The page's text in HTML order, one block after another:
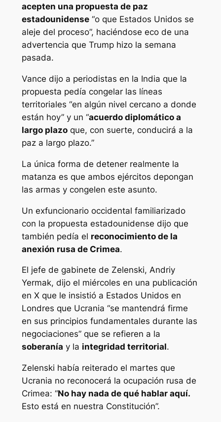
acepten una propuesta de paz
estadounidense“o que Estados Unidos se
aleje del proceso”, haciéndose eco de una
advertencia que Trump hizo la semana
pasada.
Vance dijo a periodistas en la India que la
propuesta pedía congelar las líneas
territoriales “en algún nivel cercano a donde
están hoy” y un “acuerdo diplomático a
largo plazoque, con suerte, conducirá a la
paz a largo plazo.”
La única forma de detener realmente la
matanza es que ambos ejércitos depongan
las armas y congelen este asunto.
Un exfuncionario occidental familiarizado
con la propuesta estadounidense dijo que
también pedía el reconocimiento de la
anexión rusa de Crimea.
El jefe de gabinete de Zelenski, Andriy
Yermak, dijo el miércoles en una publicación
en X que le insistió a Estados Unidos en
Londres que Ucrania “se mantendrá firme
en sus principios fundamentales durante las
negociaciones” que se refieren a la
soberanía y la integridad territorial.
Zelenski había reiterado el martes que
Ucrania no reconocerá la ocupación rusa de
Crimea: “No hay nada de qué hablar aquí.
Esto está en nuestra Constitución”.